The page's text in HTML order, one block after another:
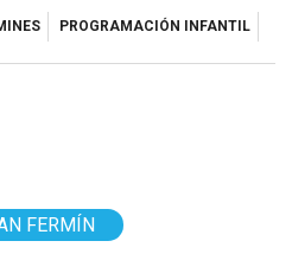
PROGRAMACIÓN INFANTIL
FERMÍN